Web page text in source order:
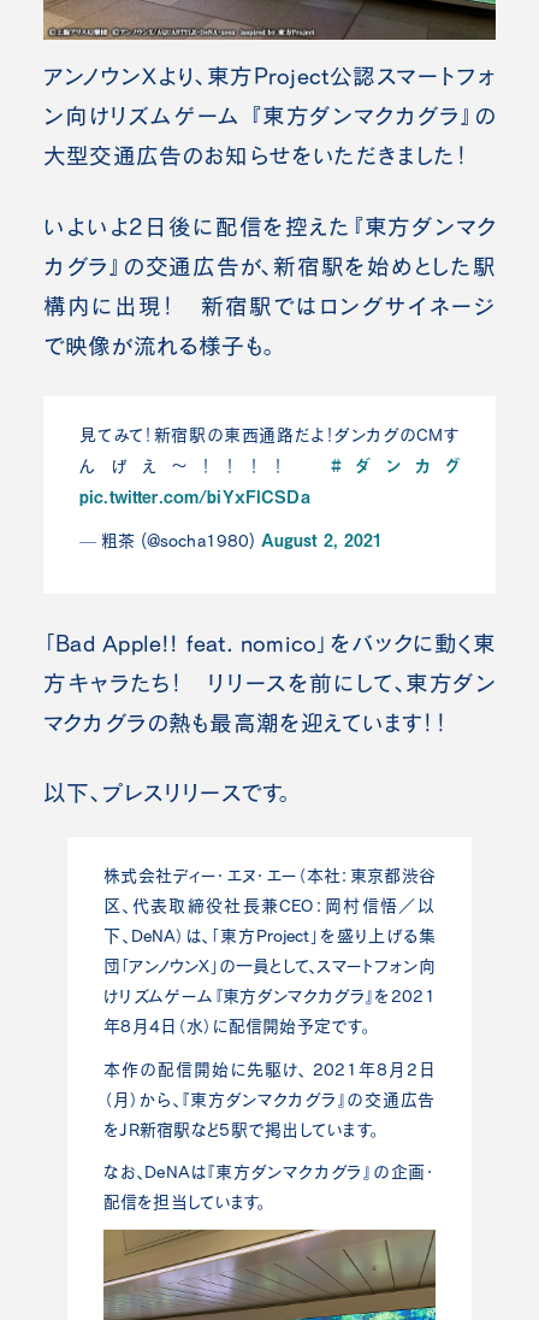
アンノウンXより、東方Project公認スマートフォ
ン向けリズムゲーム 『東方ダンマクカグラ』の
大型交通広告のお知らせをいただきました！
いよいよ2日後に配信を控えた『東方ダンマク
カグラ』の交通広告が、新宿駅を始めとした駅
構内に出現！ 新宿駅ではロングサイネージ
で映像が流れる様子も。
見てみて！新宿駅の東西通路だよ！ダンカグのCMす
んげえ〜！！！！ #ダンカグ
pic.twitter.com/biYxFlCSDa
— 粗茶 (@socha1980) August 2, 2021
「Bad Apple!! feat. nomico」をバックに動く東
方キャラたち！ リリースを前にして、東方ダン
マクカグラの熱も最高潮を迎えています！！
以下、プレスリリースです。
株式会社ディー・エヌ・エー（本社：東京都渋谷
区、 代表取締役社長兼CEO：岡村信悟／以
下、DeNA）は、「東方Project」を盛り上げる集
団「アンノウンX」 の一員として、 スマートフォン向
けリズムゲーム『東方ダンマクカグラ』 を2021
年8月4日（水）に配信開始予定です。
本作の配信開始に先駆け、 2021年8月2日
（月）から、『東方ダンマクカグラ』 の交通広告
をJR新宿駅など5駅で掲出しています。
なお、DeNAは『東方ダンマクカグラ』の企画・
配信を担当しています。